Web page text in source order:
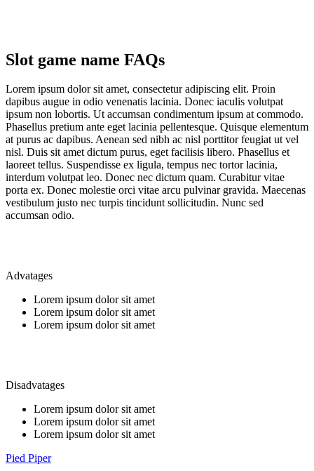
Slot game name FAQs
Lorem ipsum dolor sit amet, consectetur adipiscing elit. Proin
dapibus augue in odio venenatis lacinia. Donec iaculis volutpat
ipsum non lobortis. Ut accumsan condimentum ipsum at commodo.
Phasellus pretium ante eget lacinia pellentesque. Quisque elementum
at purus ac dapibus. Aenean sed nibh ac nisl porttitor feugiat ut vel
nisl. Duis sit amet dictum purus, eget facilisis libero. Phasellus et
laoreet tellus. Suspendisse ex ligula, tempus nec tortor lacinia,
interdum volutpat leo. Donec nec dictum quam. Curabitur vitae
porta ex. Donec molestie orci vitae arcu pulvinar gravida. Maecenas
vestibulum justo nec turpis tincidunt sollicitudin. Nunc sed
accumsan odio.
Advatages
Lorem ipsum dolor sit amet
Lorem ipsum dolor sit amet
Lorem ipsum dolor sit amet
Disadvatages
Lorem ipsum dolor sit amet
Lorem ipsum dolor sit amet
Lorem ipsum dolor sit amet
Pied Piper